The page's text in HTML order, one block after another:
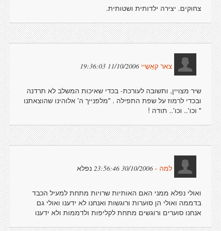
צחוקים. יצירה ילדותית ושטותית.
צאר קאָשֶיי 11/10/2006 19:36:03
שיר מצויין, ותשובה לעורכת- בכדי שאיכות המשלב לא תרדנה
ובכדי לרמוז על שפת התפילה . "מלפנייך ה' אלוהינו שהוצאתנו
" וכו'.. וכו'.. תודה !
למה - 30/10/2006 23:56:46 נפלא
ואולי נפלא ממני האם האותיות שרויות מתחת למעיל הכבד
בדממה ואולי הן סוערות ורוגשות ואנחנו לא ידענו ואולי גם
אנחנו סוערים ורוגשים מתחת לקליפות ולדממות ולא ידענו